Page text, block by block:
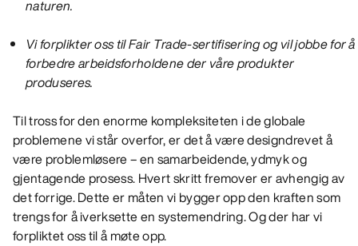
naturen.
Vi forplikter oss til Fair Trade-sertifisering og vil jobbe for å
forbedre arbeidsforholdene der våre produkter
produseres.
Til tross for den enorme kompleksiteten i de globale
problemene vi står overfor, er det å være designdrevet å
være problemløsere – en samarbeidende, ydmyk og
gjentagende prosess. Hvert skritt fremover er avhengig av
det forrige. Dette er måten vi bygger opp den kraften som
trengs for å iverksette en systemendring. Og der har vi
forpliktet oss til å møte opp.